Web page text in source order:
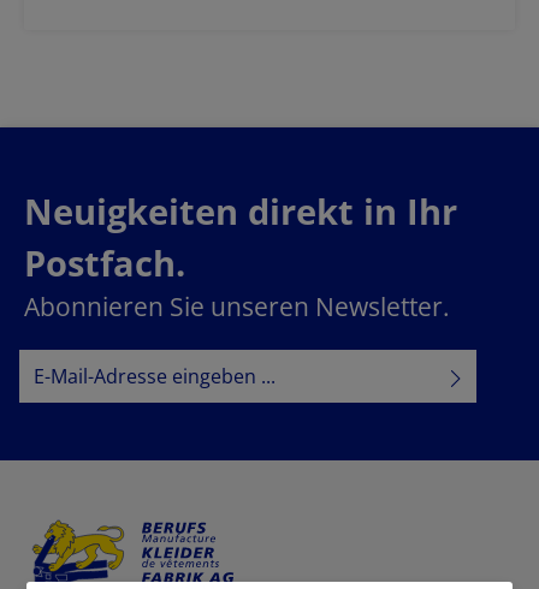
Neuigkeiten direkt in Ihr
Postfach.
Abonnieren Sie unseren Newsletter.
E-Mail-Adresse*
Ich habe dieDatenschutzbestimmungenzur Kenntnis